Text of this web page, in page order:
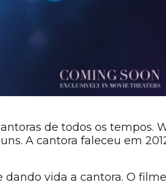
de todos os tempos.
A cantora faleceu em
dando vida a cantora. O